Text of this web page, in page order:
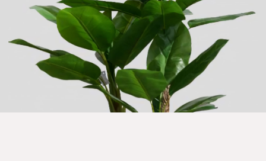
Записаться на прием